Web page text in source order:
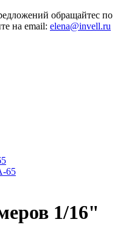
обращайтес по
на email: elena@invell.ru
1/16"